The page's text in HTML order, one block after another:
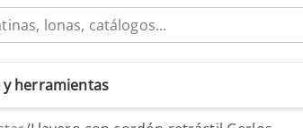
y herramientas